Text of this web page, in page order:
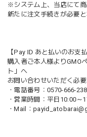
※システム上、当店にて
新たに注文手続きが必要と
【Pay ID あと払いのお支
購入者ご本人様よりGMO
ト」へ
お問い合わせいただく必要
・電話番号：0570-666-238
・営業時間：平日10:00～
・Mail：